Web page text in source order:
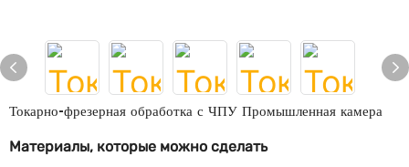
Токарно-фрезерная обработка с ЧПУ Промышленная камера
Материалы, которые можно сделать